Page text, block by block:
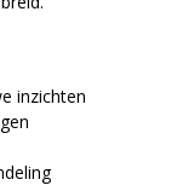
inzichten